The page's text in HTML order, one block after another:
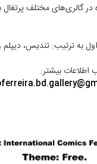
در گالری‌های مختلف
به ترتیب: تندیس، دیپلم
بیشتر: